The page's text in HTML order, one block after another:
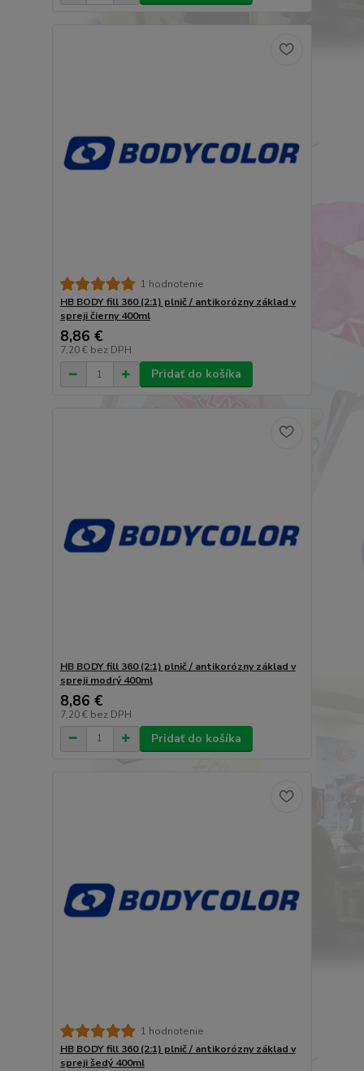
1 hodnotenie
HB BODY fill 360 (2:1) plnič / antikorózny základ v
spreji čierny 400ml
8,86 €
7,20 € bez DPH
Pridať do košíka
HB BODY fill 360 (2:1) plnič / antikorózny základ v
spreji modrý 400ml
8,86 €
7,20 € bez DPH
Pridať do košíka
1 hodnotenie
HB BODY fill 360 (2:1) plnič / antikorózny základ v
spreji šedý 400ml